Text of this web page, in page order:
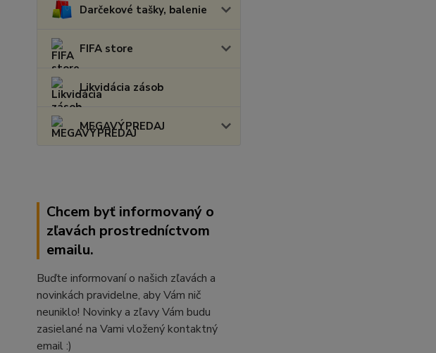
Darčekové tašky, balenie
FIFA store
Likvidácia zásob
MEGAVÝPREDAJ
Chcem byť informovaný o
zľavách prostredníctvom
emailu.
Buďte informovaní o našich zľavách a
novinkách pravidelne, aby Vám nič
neuniklo! Novinky a zľavy Vám budu
zasielané na Vami vložený kontaktný
email :)